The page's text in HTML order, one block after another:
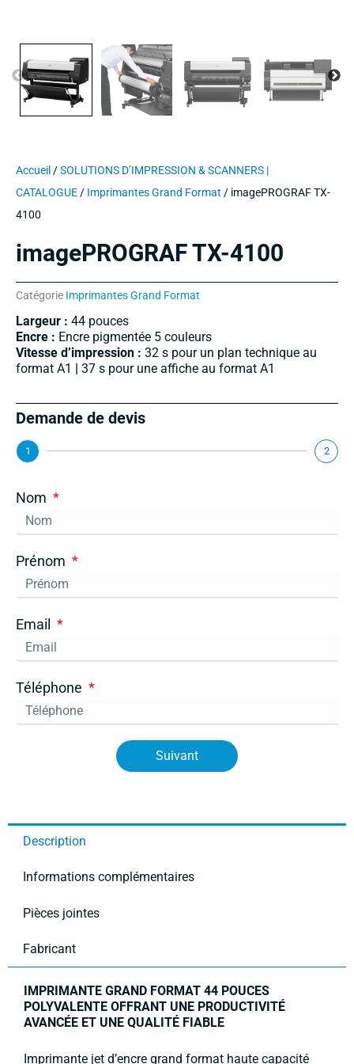
Accueil /SOLUTIONS D’IMPRESSION & SCANNERS |
CATALOGUE / Imprimantes Grand Format / imagePROGRAF TX-
4100
imagePROGRAF TX-4100
Catégorie Imprimantes Grand Format
Largeur : 44 pouces
Encre : Encre pigmentée 5 couleurs
Vitesse d’impression : 32 s pour un plan technique au
format A1 | 37 s pour une affiche au format A1
Demande de devis
1 2
Nom
Prénom
Email
Téléphone
Suivant
Description
Informations complémentaires
Pièces jointes
Fabricant
IMPRIMANTE GRAND FORMAT 44 POUCES
POLYVALENTE OFFRANT UNE PRODUCTIVITÉ
AVANCÉE ET UNE QUALITÉ FIABLE
Imprimante jet d’encre grand format haute capacité